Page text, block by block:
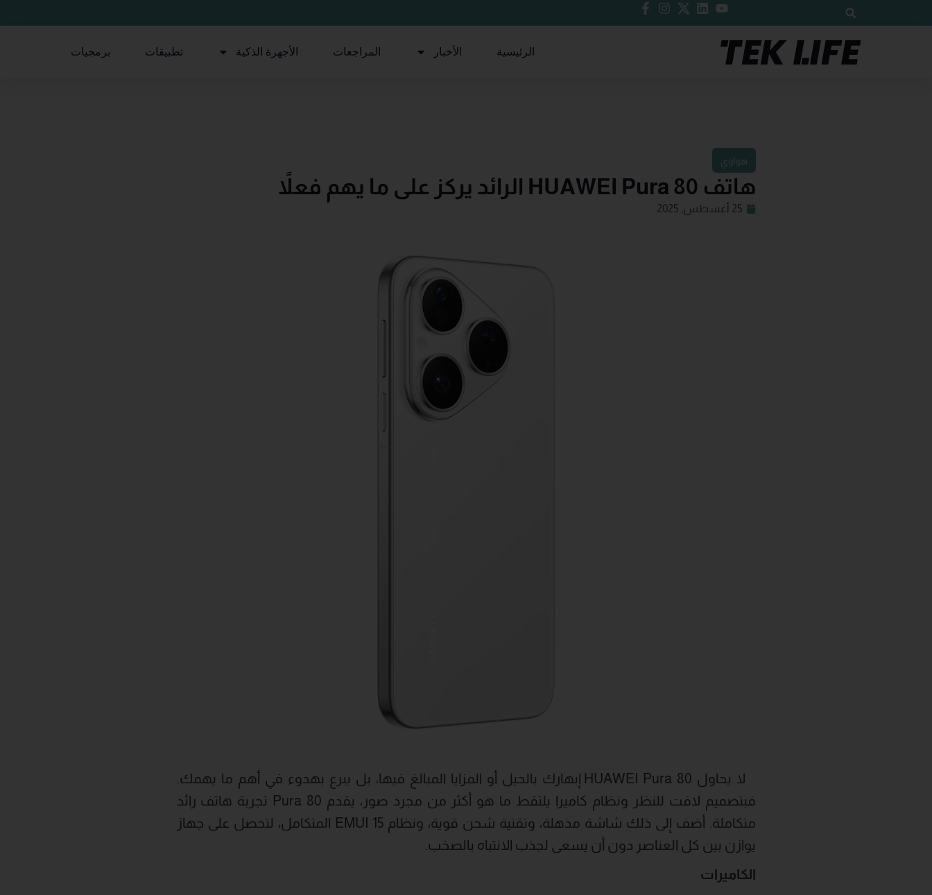
الرئيسية الأخبار المراجعات الأجهزة الذكية تطبيقات برمجيات
هواوي
هاتف HUAWEI Pura 80 الرائد يركز على ما يهم فعلاً
25 أغسطس, 2025
لا يحاول HUAWEI Pura 80 إبهارك بالحيل أو المزايا المبالغ فيها، بل يبرع بهدوء في أهم ما يهمك.
فبتصميم لافت للنظر ونظام كاميرا يلتقط ما هو أكثر من مجرد صور، يقدم Pura 80 تجربة هاتف رائد
متكاملة. أضف إلى ذلك شاشة مذهلة، وتقنية شحن قوية، ونظام EMUI 15 المتكامل، لتحصل على جهاز
يوازن بين كل العناصر دون أن يسعى لجذب الانتباه بالصخب.
الكاميرات